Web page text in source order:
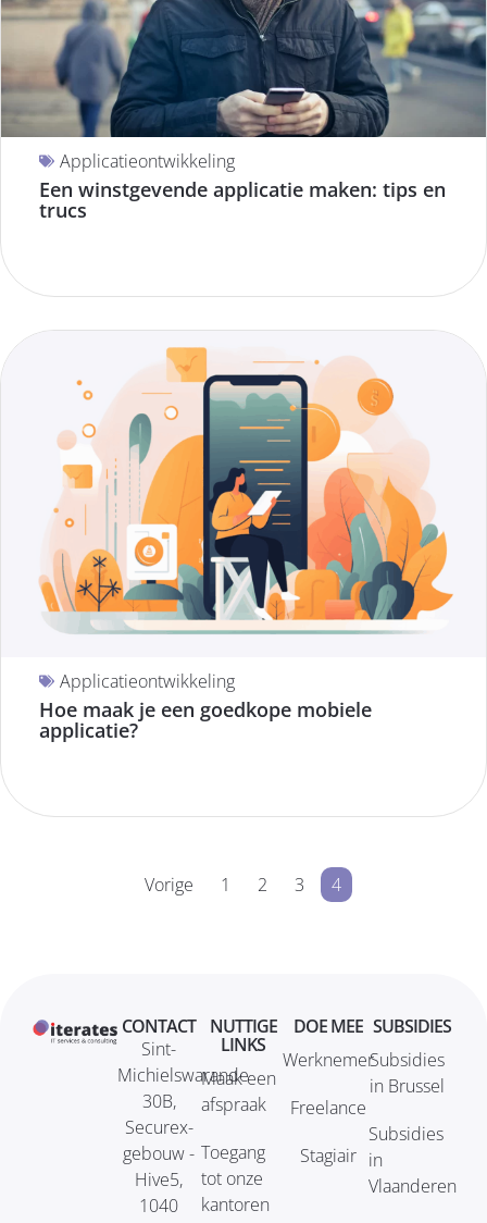
Applicatieontwikkeling
Een winstgevende applicatie maken: tips en
trucs
Applicatieontwikkeling
Hoe maak je een goedkope mobiele
applicatie?
Vorige 1 2 3 4
CONTACT
Sint-
Michielswarande
30B,
Securex-
gebouw -
Hive5,
1040
NUTTIGE
LINKS
Maak een
afspraak
Toegang
tot onze
kantoren
DOE MEE
Werknemer
Freelance
Stagiair
SUBSIDIES
Subsidies
in Brussel
Subsidies
in
Vlaanderen